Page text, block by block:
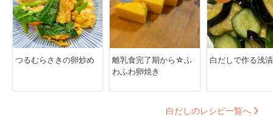
つるむらさきの卵炒め
離乳食完了期から☆ふ
わふわ卵焼き
白だしで作る浅
白だしのレシピ一覧へ